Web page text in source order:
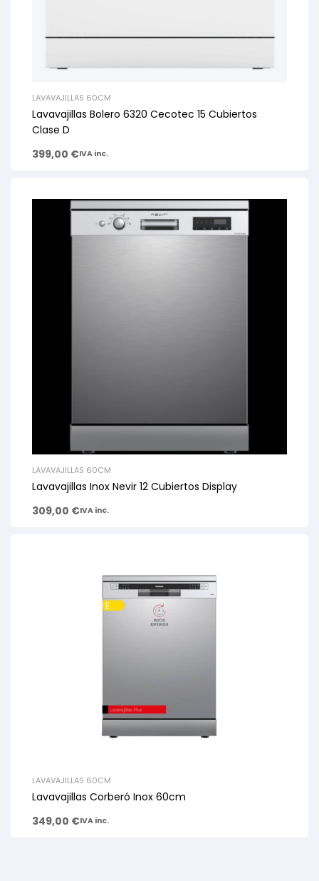
LAVAVAJILLAS 60CM
Lavavajillas Bolero 6320 Cecotec 15 Cubiertos
Clase D
399,00 €IVA inc.
LAVAVAJILLAS 60CM
Lavavajillas Inox Nevir 12 Cubiertos Display
309,00 €IVA inc.
LAVAVAJILLAS 60CM
Lavavajillas Corberó Inox 60cm
349,00 €IVA inc.